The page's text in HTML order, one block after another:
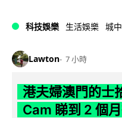
科技娛樂 生活娛樂 城
Lawton 7 小時
港夫婦澳門的士
Cam 睇到 2 個